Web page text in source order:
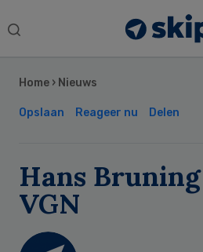
Search
Home › Nieuws
Opslaan Reageer nu Delen
Hans
VGN
Sidebar